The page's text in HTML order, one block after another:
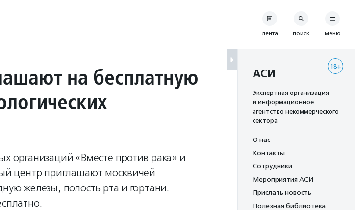
на бесплатную
организаций «Вместе против рака» и
центр приглашают москвичей
железы, полость рта и гортани.
лента поиск меню
18+
АСИ
Экспертная организация
и информационное
агентство некоммерческого
сектора
О нас
Контакты
Сотрудники
Мероприятия АСИ
Прислать новость
Полезная библиотека